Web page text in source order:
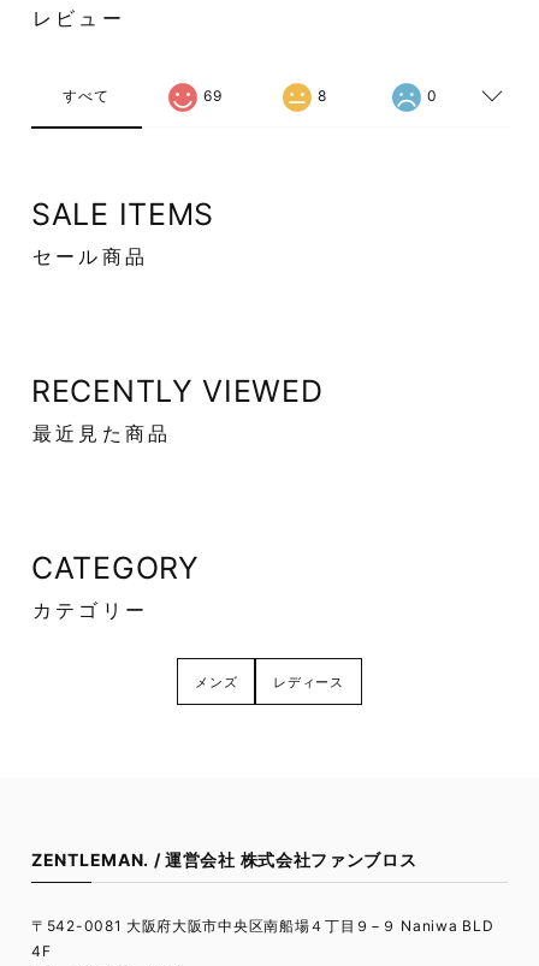
レビュー
すべて 69 8 0
SALE ITEMS
セール商品
RECENTLY VIEWED
最近見た商品
CATEGORY
カテゴリー
メンズ レディース
ZENTLEMAN. / 運営会社 株式会社ファンブロス
〒542-0081 大阪府大阪市中央区南船場４丁目９−９ Naniwa BLD
4F